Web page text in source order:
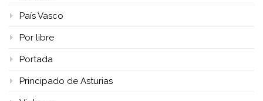
País Vasco
Por libre
Portada
Principado de Asturias